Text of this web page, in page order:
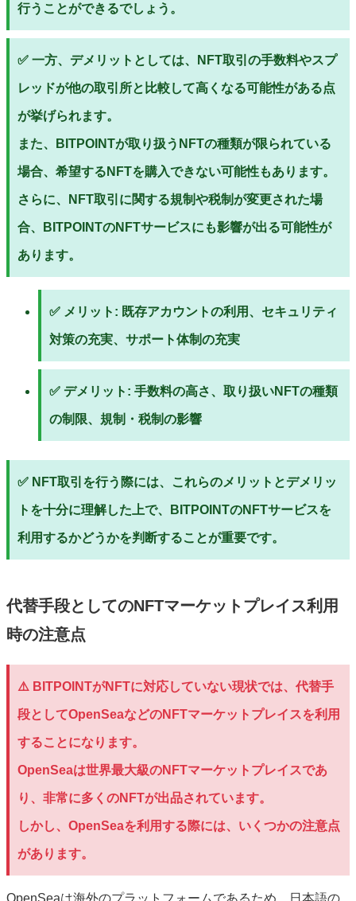
行うことができるでしょう。
✅ 一方、デメリットとしては、NFT取引の手数料やスプ
レッドが他の取引所と比較して高くなる可能性がある点
が挙げられます。
また、BITPOINTが取り扱うNFTの種類が限られている
場合、希望するNFTを購入できない可能性もあります。
さらに、NFT取引に関する規制や税制が変更された場
合、BITPOINTのNFTサービスにも影響が出る可能性が
あります。
✅ メリット: 既存アカウントの利用、セキュリティ
対策の充実、サポート体制の充実
✅ デメリット: 手数料の高さ、取り扱いNFTの種類
の制限、規制・税制の影響
✅ NFT取引を行う際には、これらのメリットとデメリッ
トを十分に理解した上で、BITPOINTのNFTサービスを
利用するかどうかを判断することが重要です。
代替手段としてのNFTマーケットプレイス利用
時の注意点
⚠️ BITPOINTがNFTに対応していない現状では、代替手
段としてOpenSeaなどのNFTマーケットプレイスを利用
することになります。
OpenSeaは世界最大級のNFTマーケットプレイスであ
り、非常に多くのNFTが出品されています。
しかし、OpenSeaを利用する際には、いくつかの注意点
があります。
OpenSeaは海外のプラットフォームであるため、日本語の